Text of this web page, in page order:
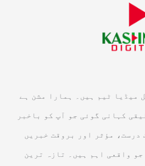
میڈیا ٹیم ہیں۔ ہمارا مشن ہے
کہانی گوئی جو آپ کو باخبر
درست، مؤثر اور بروقت خبریں
واقعی اہم ہیں۔ تازہ ترین